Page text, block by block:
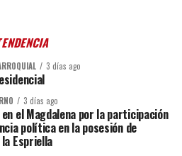
3 días ago
3 días ago
el Magdalena por la participación
política en la posesión de
Espriella